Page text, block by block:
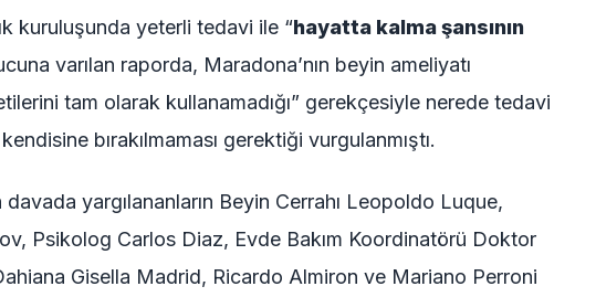
kuruluşunda yeterli tedavi ile “hayatta kalma şansının
varılan raporda, Maradona’nın beyin ameliyatı
tam olarak kullanamadığı” gerekçesiyle nerede tedavi
bırakılmaması gerektiği vurgulanmıştı.
yargılananların Beyin Cerrahı Leopoldo Luque,
Psikolog Carlos Diaz, Evde Bakım Koordinatörü Doktor
Gisella Madrid, Ricardo Almiron ve Mariano Perroni